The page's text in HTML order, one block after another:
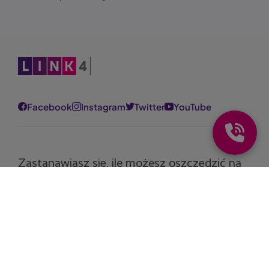
Obraz
Facebook Instagram Twitter YouTube
Zastanawiasz się, ile możesz oszczędzić na